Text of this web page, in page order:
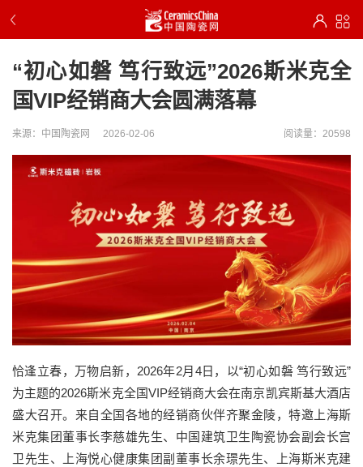
“初心如磐 笃行致远”2026斯米克全
国VIP经销商大会圆满落幕
来源：中国陶瓷网 2026-02-06 阅读量：20598
恰逢立春，万物启新，2026年2月4日，以“初心如磐 笃行致远”
为主题的2026斯米克全国VIP经销商大会在南京凯宾斯基大酒店
盛大召开。来自全国各地的经销商伙伴齐聚金陵，特邀上海斯
米克集团董事长李慈雄先生、中国建筑卫生陶瓷协会副会长宫
卫先生、上海悦心健康集团副董事长余璟先生、上海斯米克建